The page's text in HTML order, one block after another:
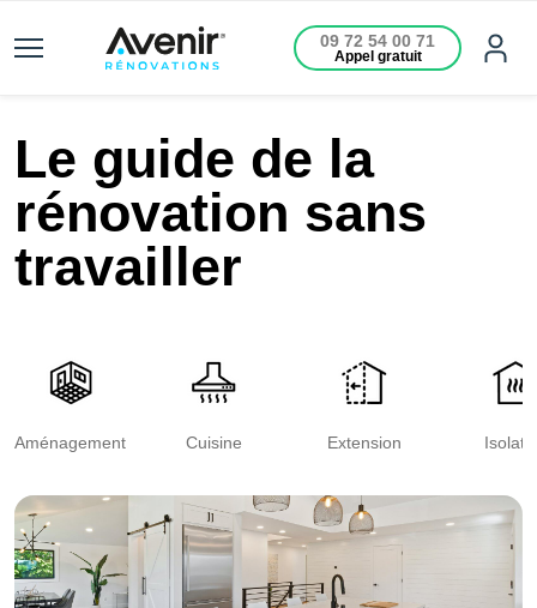
09 72 54 00 71
Appel gratuit
Le guide de la
rénovation sans
travailler
Aménagement Cuisine Extension